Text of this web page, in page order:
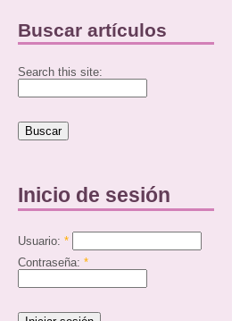
Buscar artículos
Search this site:
Inicio de sesión
Usuario: *
Contraseña: *